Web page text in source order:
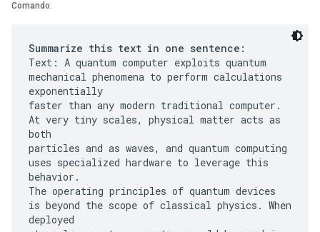
Comando:
Summarize this text in one sentence:
Text: A quantum computer exploits quantum
mechanical phenomena to perform calculations
exponentially
faster than any modern traditional computer.
At very tiny scales, physical matter acts as
both
particles and as waves, and quantum computing
uses specialized hardware to leverage this
behavior.
The operating principles of quantum devices
is beyond the scope of classical physics. When
deployed